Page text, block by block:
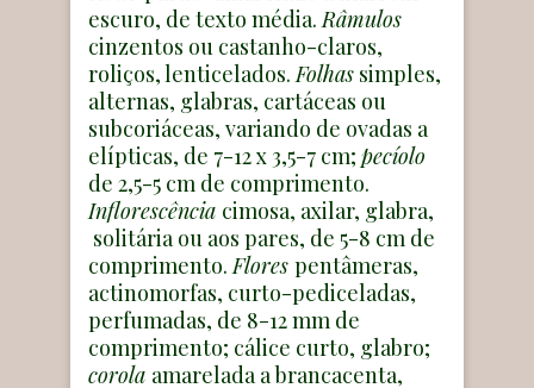
escuro, de texto média. Râmulos
cinzentos ou castanho-claros,
roliços, lenticelados. Folhas simples,
alternas, glabras, cartáceas ou
subcoriáceas, variando de ovadas a
elípticas, de 7-12 x 3,5-7 cm; pecíolo
de 2,5-5 cm de comprimento.
Inflorescência cimosa, axilar, glabra,
solitária ou aos pares, de 5-8 cm de
comprimento. Flores pentâmeras,
actinomorfas, curto-pediceladas,
perfumadas, de 8-12 mm de
comprimento; cálice curto, glabro;
corola amarelada a brancacenta,